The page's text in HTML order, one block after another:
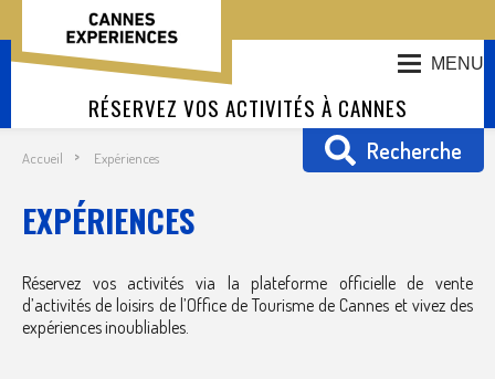
MENU
RÉSERVEZ VOS ACTIVITÉS À CANNES
Accueil Expériences
EXPÉRIENCES
Réservez vos activités via la plateforme officielle de vente
d’activités de loisirs de l’Office de Tourisme de Cannes et vivez des
expériences inoubliables.
Recherche